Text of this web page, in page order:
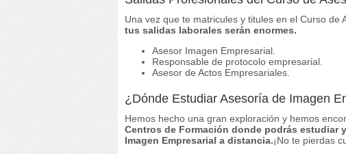
Una vez que te matricules y titules en el Curso de
tus salidas laborales serán enormes.
Asesor Imagen Empresarial.
Responsable de protocolo empresarial.
Asesor de Actos Empresariales.
¿Dónde Estudiar Asesoría de Imagen
Hemos hecho una gran exploración y hemos
Centros de Formación donde podrás estudiar
Imagen Empresarial a distancia.¡No te pierdas